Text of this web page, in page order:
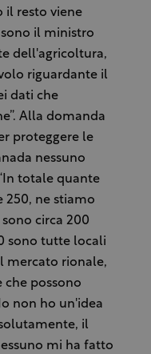
il resto viene
il ministro
dell'agricoltura,
riguardante il
dati che
Alla domanda
proteggere le
nessuno
totale quante
250, ne stiamo
circa 200
sono tutte locali
mercato rionale,
che possono
non ho un'idea
il
mi ha fatto